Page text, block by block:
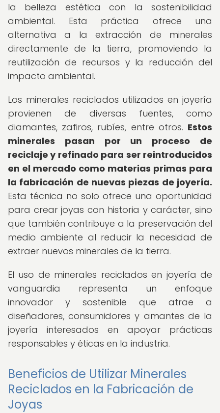
la belleza estética con la sostenibilidad
ambiental. Esta práctica ofrece una
alternativa a la extracción de minerales
directamente de la tierra, promoviendo la
reutilización de recursos y la reducción del
impacto ambiental.
Los minerales reciclados utilizados en joyería
provienen de diversas fuentes, como
diamantes, zafiros, rubíes, entre otros. Estos
minerales pasan por un proceso de
reciclaje y refinado para ser reintroducidos
en el mercado como materias primas para
la fabricación de nuevas piezas de joyería.
Esta técnica no solo ofrece una oportunidad
para crear joyas con historia y carácter, sino
que también contribuye a la preservación del
medio ambiente al reducir la necesidad de
extraer nuevos minerales de la tierra.
El uso de minerales reciclados en joyería de
vanguardia representa un enfoque
innovador y sostenible que atrae a
diseñadores, consumidores y amantes de la
joyería interesados en apoyar prácticas
responsables y éticas en la industria.
Beneficios de Utilizar Minerales
Reciclados en la Fabricación de
Joyas